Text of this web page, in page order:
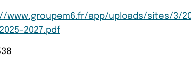
www.groupem6.fr/app/uploads/sites/3/
2027.pdf